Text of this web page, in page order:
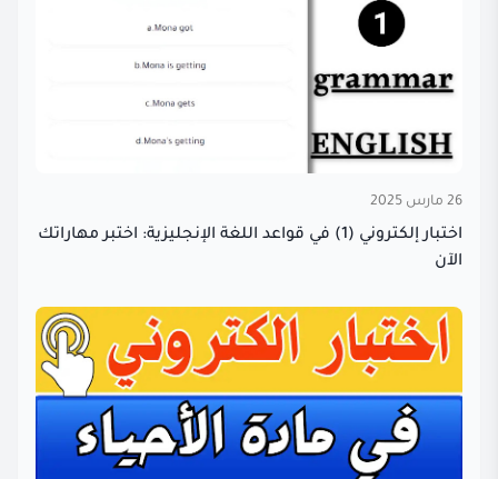
26 مارس 2025
اختبار إلكتروني (1) في قواعد اللغة الإنجليزية: اختبر مهاراتك
الآن